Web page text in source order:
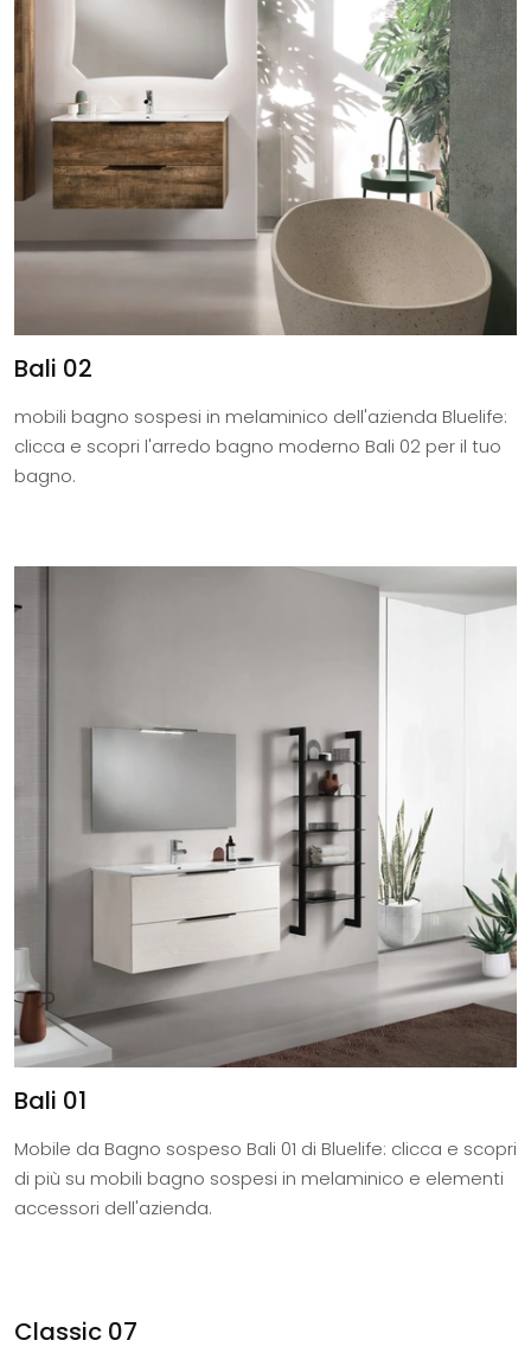
Bali 02
mobili bagno sospesi in melaminico dell'azienda Bluelife:
clicca e scopri l'arredo bagno moderno Bali 02 per il tuo
bagno.
Bali 01
Mobile da Bagno sospeso Bali 01 di Bluelife: clicca e scopri
di più su mobili bagno sospesi in melaminico e elementi
accessori dell'azienda.
Classic 07